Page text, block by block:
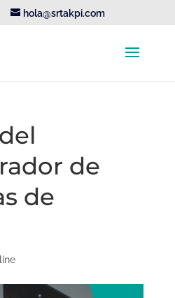
hola@srtakpi.com
de
de